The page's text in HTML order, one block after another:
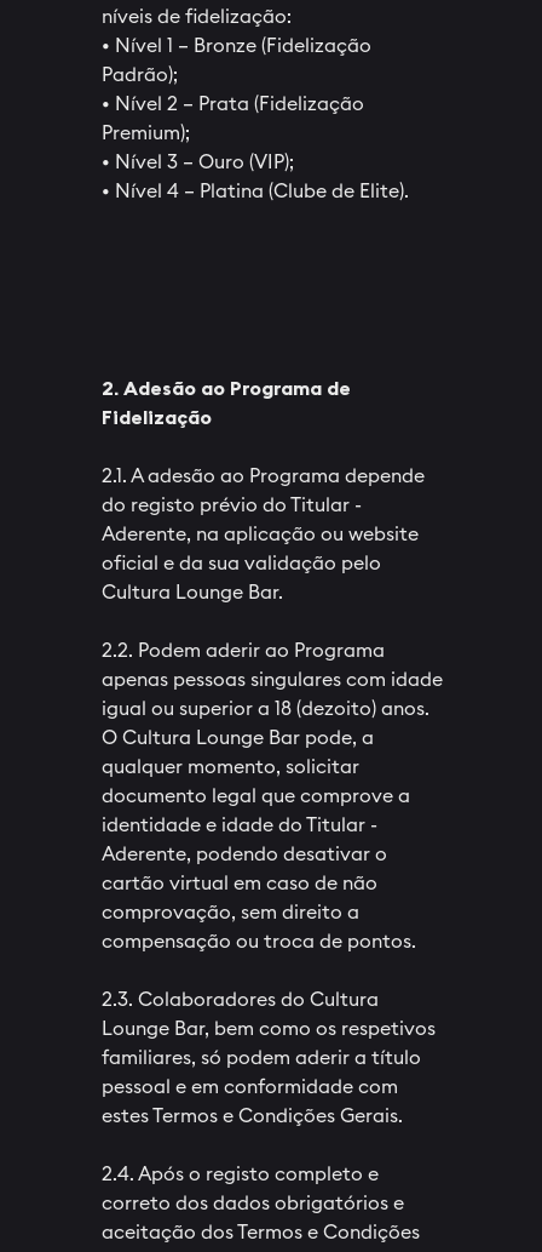
níveis de fidelização:
• Nível 1 – Bronze (Fidelização
Padrão);
• Nível 2 – Prata (Fidelização
Premium);
• Nível 3 – Ouro (VIP);
• Nível 4 – Platina (Clube de Elite).
2. Adesão ao Programa de
Fidelização
2.1. A adesão ao Programa depende
do registo prévio do Titular -
Aderente, na aplicação ou website
oficial e da sua validação pelo
Cultura Lounge Bar.
2.2. Podem aderir ao Programa
apenas pessoas singulares com idade
igual ou superior a 18 (dezoito) anos.
O Cultura Lounge Bar pode, a
qualquer momento, solicitar
documento legal que comprove a
identidade e idade do Titular -
Aderente, podendo desativar o
cartão virtual em caso de não
comprovação, sem direito a
compensação ou troca de pontos.
2.3. Colaboradores do Cultura
Lounge Bar, bem como os respetivos
familiares, só podem aderir a título
pessoal e em conformidade com
estes Termos e Condições Gerais.
2.4. Após o registo completo e
correto dos dados obrigatórios e
aceitação dos Termos e Condições